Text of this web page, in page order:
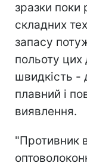
зразки поки
складних
запасу
польоту
швидкість -
плавний і
виявлення.
"Противник